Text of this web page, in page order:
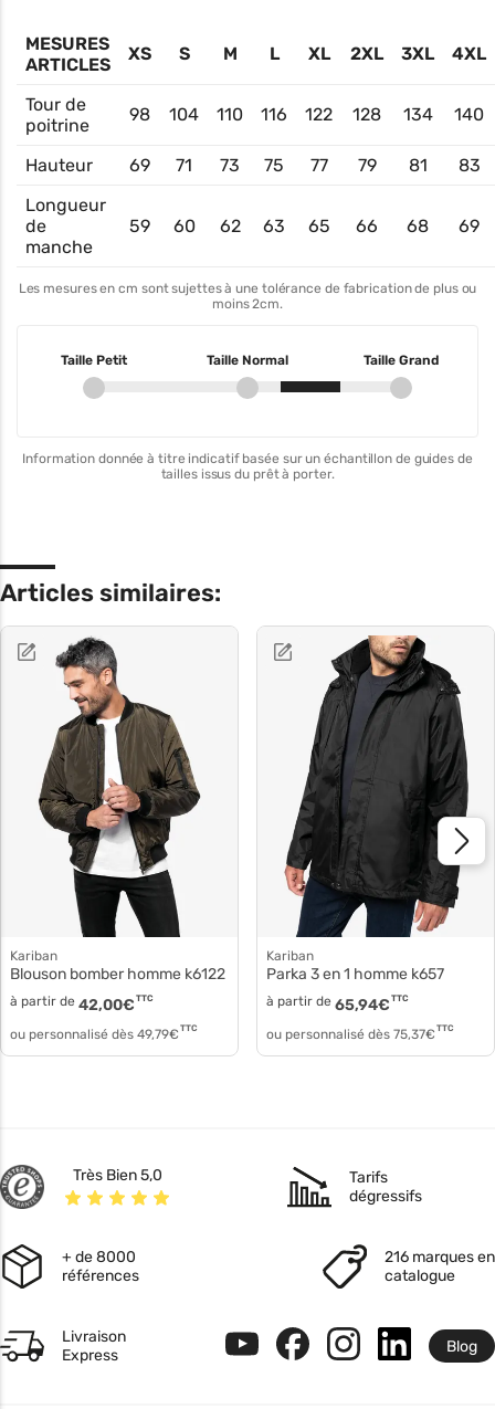
MESURES
ARTICLES
XS S M L XL 2XL 3XL 4XL
Tour de
poitrine
98 104 110 116 122 128 134 140
Hauteur 69 71 73 75 77 79 81
83
Longueur
de
manche
59 60 62 63 65 66 68 69
Les mesures en cm sont sujettes à une tolérance de fabrication de plus ou
moins 2cm.
Taille Petit Taille Normal Taille Grand
Information donnée à titre indicatif basée sur un échantillon de guides de
tailles issus du prêt à porter.
Articles similaires:
Kariban
Blouson bomber homme k6122
à partir de 42,00€ TTC
ou personnalisé dès 49,79€ TTC
Kariban
Parka 3 en 1 homme k657
à partir de 65,94€ TTC
ou personnalisé dès 75,37€ TTC
Très Bien 5,0
Tarifs
dégressifs
+ de 8000
références
216 marques en
catalogue
Livraison
Express
Blog